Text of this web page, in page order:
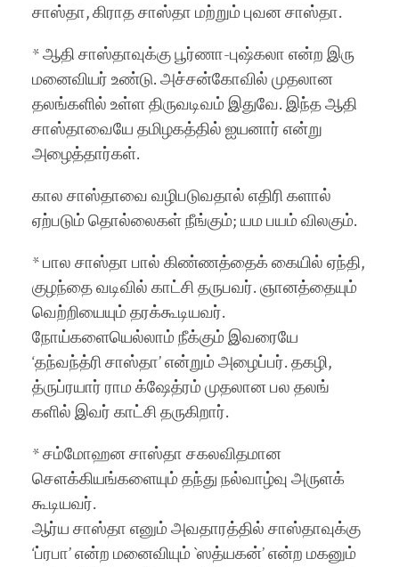
சாஸ்தா, கிராத சாஸ்தா மற்றும் புவன சாஸ்தா.
* ஆதி சாஸ்தாவுக்கு பூர்ணா-புஷ்கலா என்ற இரு
மனைவியர் உண்டு. அச்சன்கோவில் முதலான
தலங்களில் உள்ள திருவடிவம் இதுவே. இந்த ஆதி
சாஸ்தாவையே தமிழகத்தில் ஐயனார் என்று
அழைத்தார்கள்.
கால சாஸ்தாவை வழிபடுவதால் எதிரி களால்
ஏற்படும் தொல்லைகள் நீங்கும்; யம பயம் விலகும்.
* பால சாஸ்தா பால் கிண்ணத்தைக் கையில் ஏந்தி,
குழந்தை வடிவில் காட்சி தருபவர். ஞானத்தையும்
வெற்றியையும் தரக்கூடியவர்.
நோய்களையெல்லாம் நீக்கும் இவரையே
‘தந்வந்த்ரி சாஸ்தா’ என்றும் அழைப்பர். தகழி,
த்ருப்ரயார் ராம க்ஷேத்ரம் முதலான பல தலங்
களில் இவர் காட்சி தருகிறார்.
* சம்மோஹன சாஸ்தா சகலவிதமான
செளக்கியங்களையும் தந்து நல்வாழ்வு அருளக்
கூடியவர்.
ஆர்ய சாஸ்தா எனும் அவதாரத்தில் சாஸ்தாவுக்கு
‘ப்ரபா’ என்ற மனைவியும் `ஸத்யகன்’ என்ற மகனும்